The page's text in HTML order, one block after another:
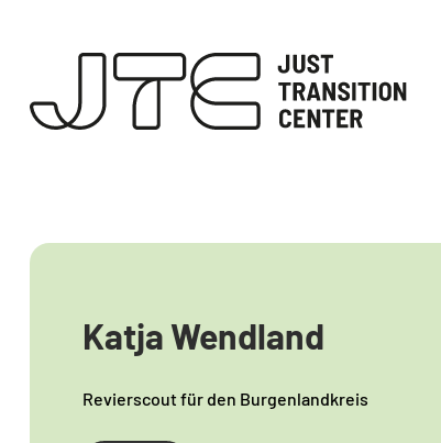
Katja Wendland
Revierscout für den Burgenlandkreis